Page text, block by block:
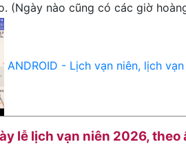
(Ngày nào cũng có các giờ
ANDROID - Lịch vạn niên, lịch
lễ lịch vạn niên 2026, theo